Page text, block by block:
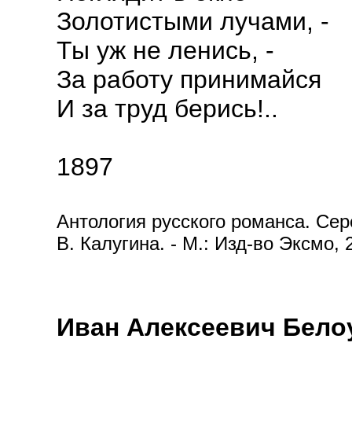
Золотистыми лучами, -
Ты уж не ленись, -
За работу принимайся
И за труд берись!..
1897
Антология русского романса.
В. Калугина. - М.: Изд-во Эксмо,
Иван Алексеевич